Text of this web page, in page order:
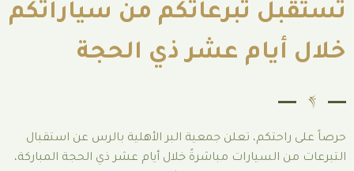
تبرعاتكم من سياراتكم
عشر ذي الحجة
تعلن جمعية البر الأهلية بالرس عن استقبال
مباشرةً خلال أيام عشر ذي الحجة المباركة،